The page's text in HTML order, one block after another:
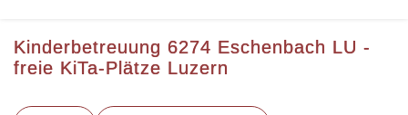
Kinderbetreuung 6274 Eschenbach LU -
freie KiTa-Plätze Luzern